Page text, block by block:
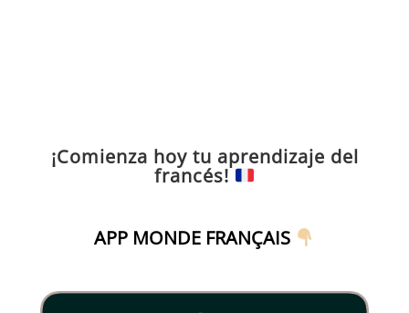
¡Comienza hoy tu aprendizaje del
francés!
APP MONDE FRANÇAIS